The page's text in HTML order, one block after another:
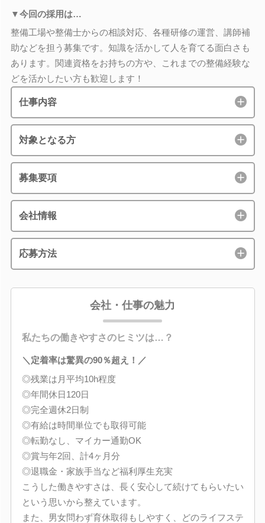
▼今回の採用は…
整備工場や整備士からの相談対応、各種研修の運営、講師補
助などを担う募集です。知識を活かして人を育てる面白さも
あります。関連資格をお持ちの方や、これまでの整備経験な
どを活かしたい方も歓迎します！
仕事内容
対象となる方
募集要項
会社情報
応募方法
会社・仕事の魅力
私たちの働きやすさのヒミツは…？
＼定着率は驚異の90％超え！／
◎残業は月平均10h程度
◎年間休日120日
◎完全週休2日制
◎有給は時間単位でも取得可能
◎転勤なし、マイカー通勤OK
◎賞与年2回、計4ヶ月分
◎退職金・家族手当など福利厚生充実
こうした働きやすさは、長く安心して続けてもらいたい
という思いから整えています。
また、男女問わず育休取得もしやすく、どのライフステ